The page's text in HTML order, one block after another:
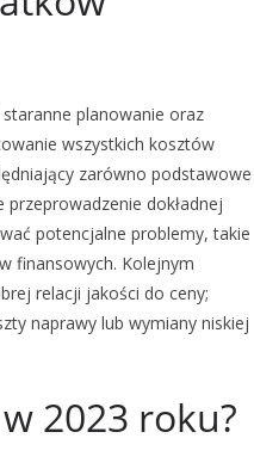
planowanie oraz
wszystkich kosztów
zarówno podstawowe
dokładnej
potencjalne problemy, takie
finansowych. Kolejnym
relacji jakości do ceny;
naprawy lub wymiany niskiej
2023 roku?